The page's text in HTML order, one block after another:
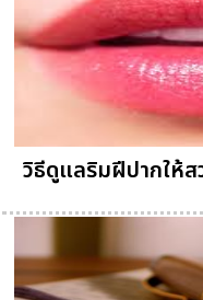
วิธีดูแลริมฝีปากให้ส